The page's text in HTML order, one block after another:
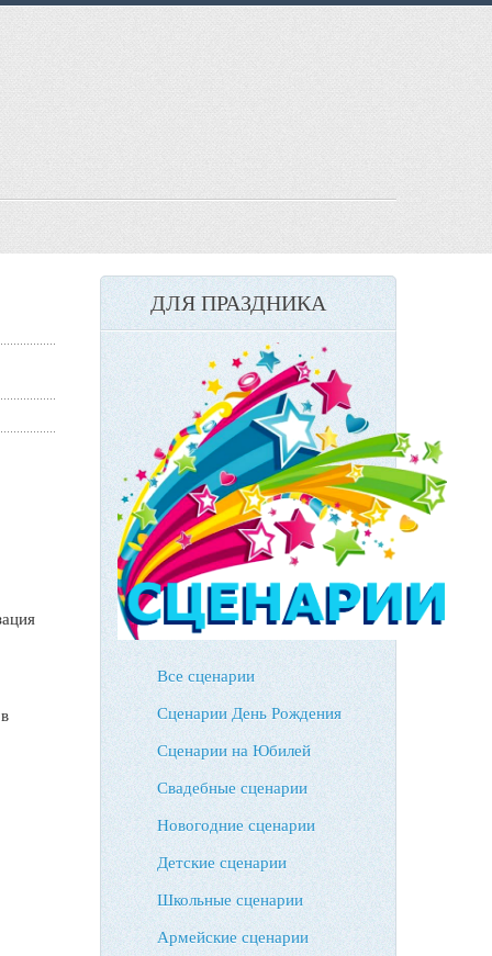
ДЛЯ ПРАЗДНИКА
Все сценарии
Сценарии День Рождения
Сценарии на Юбилей
Свадебные сценарии
Новогодние сценарии
Детские сценарии
Школьные сценарии
Армейские сценарии